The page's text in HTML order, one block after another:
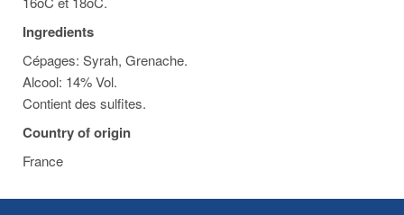
Ingredients
Cépages: Syrah, Grenache.
Alcool: 14% Vol.
Contient des sulfites.
Country of origin
France